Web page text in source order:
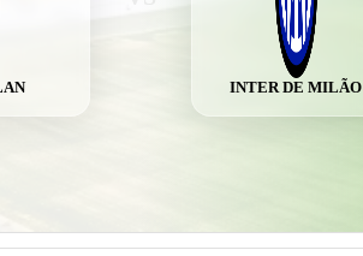
INTER DE MILÃO